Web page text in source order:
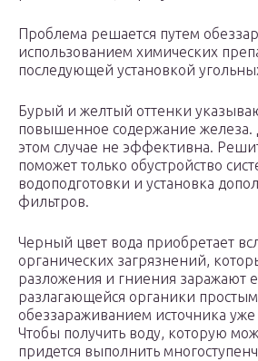
Проблема решается путем
использованием химических
последующей установкой
Бурый и желтый оттенки
повышенное содержание железа.
этом случае не эффективна.
поможет только обустройство
водоподготовки и установка
фильтров.
Черный цвет вода приобретает
органических загрязнений,
разложения и гниения заражают
разлагающейся органики простым
обеззараживанием источника уже
Чтобы получить воду, которую
придется выполнить